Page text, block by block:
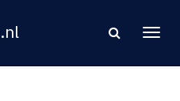
.nl